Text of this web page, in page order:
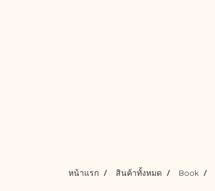
หน้าแรก สินค้าทั้งหมด Book